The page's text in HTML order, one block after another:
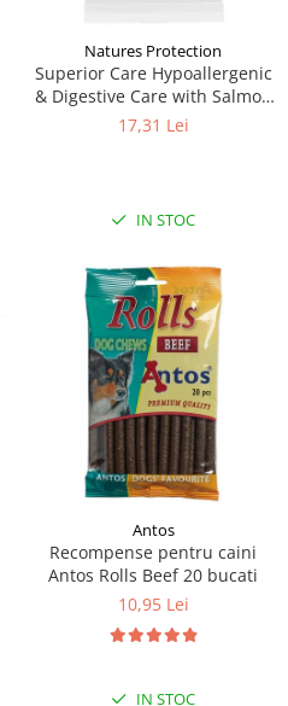
Natures Protection
Superior Care Hypoallergenic
& Digestive Care with Salmon
(110g)
17,31 Lei
IN STOC
Antos
Recompense pentru caini
Antos Rolls Beef 20 bucati
10,95 Lei
IN STOC